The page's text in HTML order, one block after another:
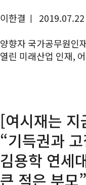
이한결 |
2019.07.22
양향자 국가공무원인
열린 미래산업 인재,
[여시재는
“기득권과
김용학 연세
큰 적은 부모